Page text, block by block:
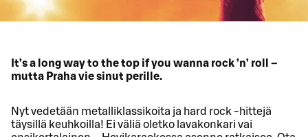
It’s a long way to the top if you wanna rock ’n’ roll –
mutta Praha vie sinut perille.
Nyt vedetään metalliklassikoita ja hard rock -hittejä
täysillä keuhkoilla! Ei väliä oletko lavakonkari vai